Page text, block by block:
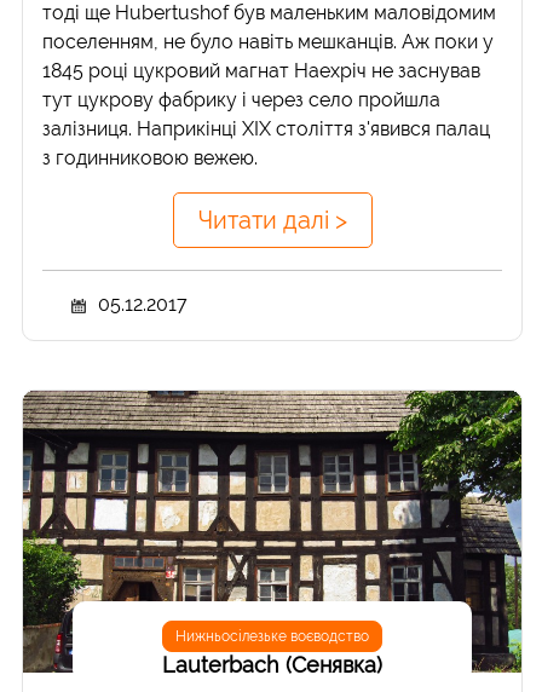
тоді ще Hubertushof був маленьким маловідомим
поселенням, не було навіть мешканців. Аж поки у
1845 році цукровий магнат Наехріч не заснував
тут цукрову фабрику і через село пройшла
залізниця. Наприкінці ХІХ століття з'явився палац
з годинниковою вежею.
Читати далі >
05.12.2017
Нижньосілезьке воєводство
Lauterbach (Сенявка)